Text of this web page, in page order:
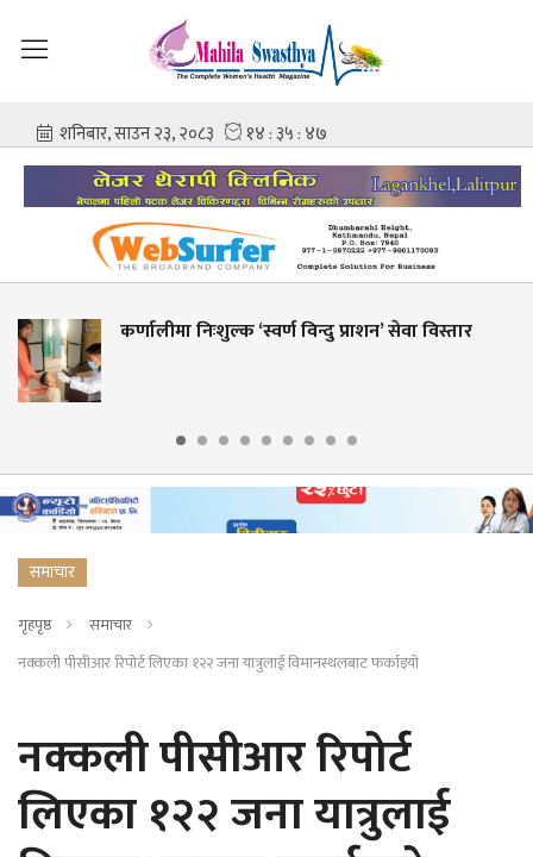
कर्णालीमा निःशुल्क ‘स्वर्ण विन्दु प्राशन’ सेवा विस्तार
समाचार
गृहपृष्ठ
समाचार
नक्कली पीसीआर रिपोर्ट लिएका १२२ जना यात्रुलाई विमानस्थलबाट फर्काइयो
नक्कली पीसीआर रिपोर्ट
लिएका १२२ जना यात्रुलाई